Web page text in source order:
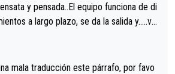
y pensada..El equipo funciona de di
a largo plazo, se da la salida y…..ve
da pena vivir estos momentos tan
mala traducción este párrafo, por favo